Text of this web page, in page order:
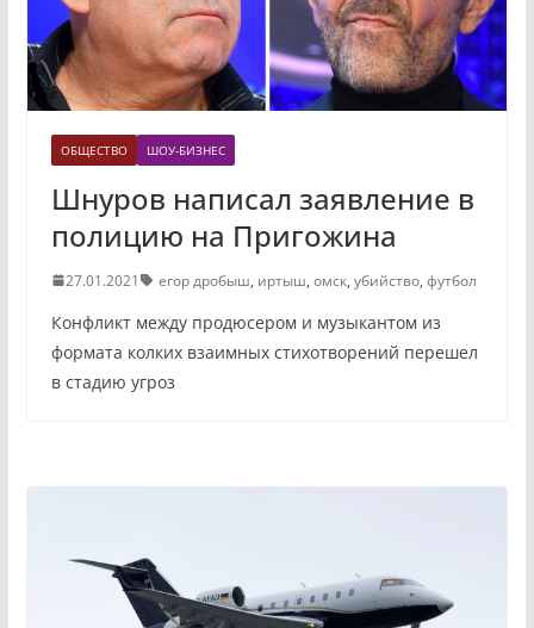
ОБЩЕСТВО ШОУ-БИЗНЕС
Шнуров написал заявление в
полицию на Пригожина
27.01.2021 егор дробыш, иртыш, омск, убийство, футбол
Конфликт между продюсером и музыкантом из
формата колких взаимных стихотворений перешел
в стадию угроз